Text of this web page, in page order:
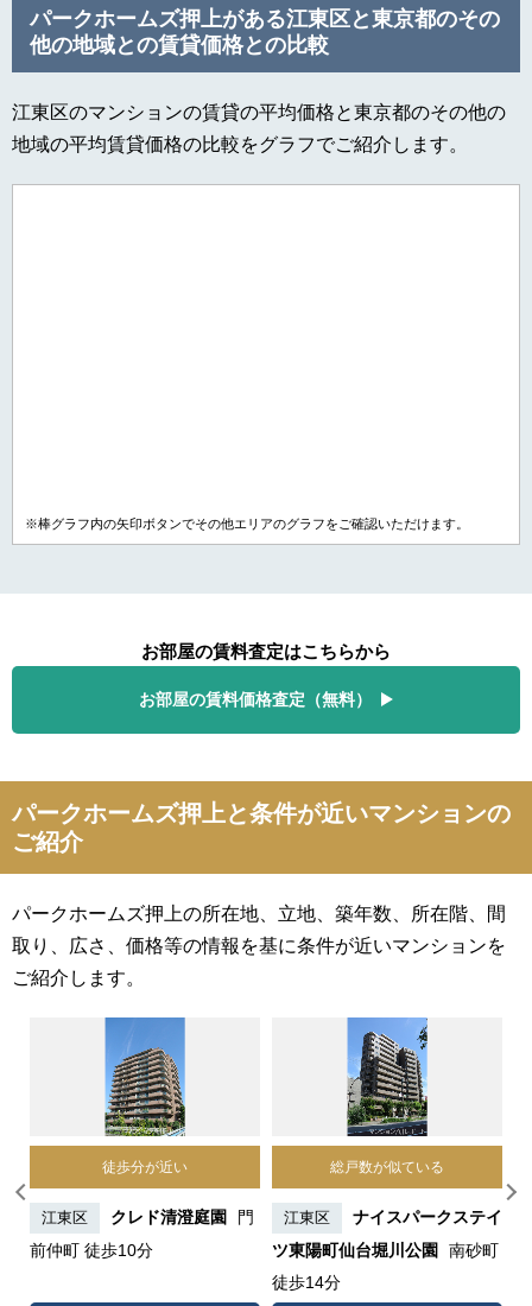
パークホームズ押上がある江東区と東京都のその
他の地域との賃貸価格との比較
江東区のマンションの賃貸の平均価格と東京都のその他の
地域の平均賃貸価格の比較をグラフでご紹介します。
※棒グラフ内の矢印ボタンでその他エリアのグラフをご確認いただけます。
お部屋の賃料査定はこちらから
お部屋の賃料価格査定（無料）
パークホームズ押上と条件が近いマンションの
ご紹介
パークホームズ押上の所在地、立地、築年数、所在階、間
取り、広さ、価格等の情報を基に条件が近いマンションを
ご紹介します。
徒歩分が近い
江東区 クレド清澄庭園
門
前仲町 徒歩10分
総戸数が似ている
江東区
ナイスパークステイ
ツ東陽町仙台堀川公園
南砂町
徒歩14分